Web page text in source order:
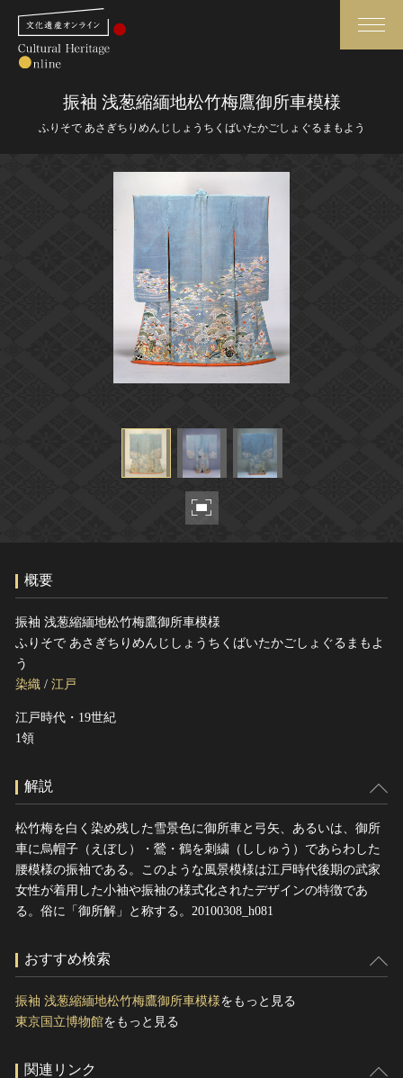
さらに詳細検索
世界遺産と無形文化遺産
全国の美術館・博物館
媒体資料・関連記事等
博物館、美術館の皆さまへ
文化庁よりご挨拶
今月のみどころ
お知らせ一覧
このサイトについて
関連サイトリンク
サイトマップ
サイトのご意見はこちら
文化遺産データベース
国指定文化財等データベース
振袖 浅葱縮緬地松竹梅鷹御所車模様
ふりそで あさぎちりめんじしょうちくばいたかごしょぐるまもよう
概要
振袖 浅葱縮緬地松竹梅鷹御所車模様
ふりそで あさぎちりめんじしょうちくばいたかごしょぐるまもよ
う
染織 / 江戸
江戸時代・19世紀
1領
解説
松竹梅を白く染め残した雪景色に御所車と弓矢、あるいは、御所
車に烏帽子（えぼし）・鶯・鶴を刺繍（ししゅう）であらわした
腰模様の振袖である。このような風景模様は江戸時代後期の武家
女性が着用した小袖や振袖の様式化されたデザインの特徴であ
る。俗に「御所解」と称する。20100308_h081
おすすめ検索
振袖 浅葱縮緬地松竹梅鷹御所車模様をもっと見る
東京国立博物館をもっと見る
関連リンク